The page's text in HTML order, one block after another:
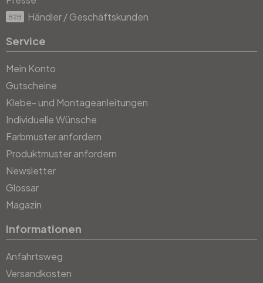
B2B Händler / Geschäftskunden
Service
Mein Konto
Gutscheine
Klebe- und Montageanleitungen
Individuelle Wünsche
Farbmuster anfordern
Produktmuster anfordern
Newsletter
Glossar
Magazin
Informationen
Anfahrtsweg
Versandkosten